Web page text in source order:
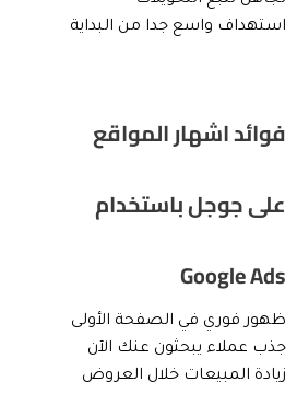
استهداف واسع جدا من البداية
فوائد اشهار المواقع
على جوجل باستخدام
Google Ads
ظهور فوري في الصفحة الأولى
جذب عملاء يبحثون عنك الآن
زيادة المبيعات خلال العروض